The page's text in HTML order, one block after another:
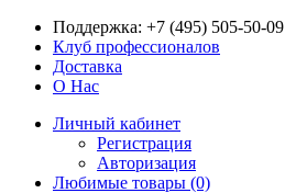
Поддержка: +7 (495) 505-50-09
Клуб профессионалов
Доставка
О Нас
Личный кабинет
Регистрация
Авторизация
Любимые товары (0)